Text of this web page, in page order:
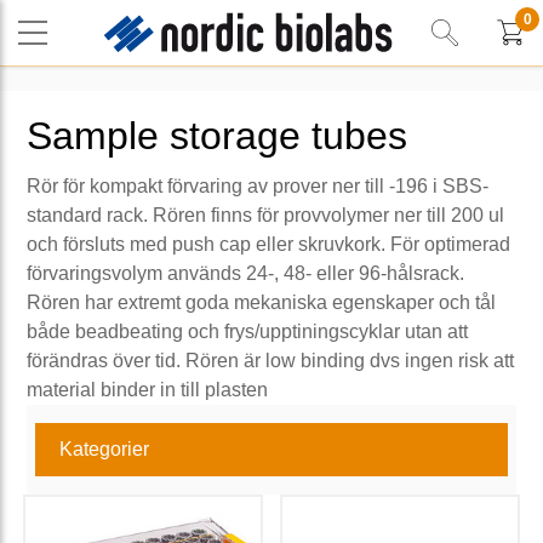
0
Sample storage tubes
Rör för kompakt förvaring av prover ner till -196 i SBS-
standard rack. Rören finns för provvolymer ner till 200 ul
och försluts med push cap eller skruvkork. För optimerad
förvaringsvolym används 24-, 48- eller 96-hålsrack.
Rören har extremt goda mekaniska egenskaper och tål
både beadbeating och frys/upptiningscyklar utan att
förändras över tid. Rören är low binding dvs ingen risk att
material binder in till plasten
Kategorier